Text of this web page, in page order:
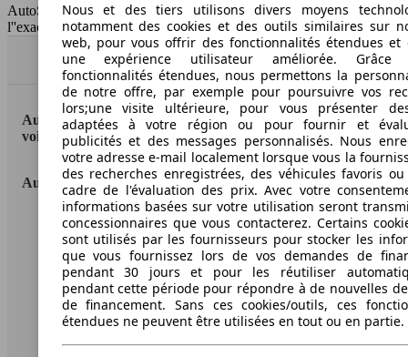
AutoScout24 France SAS décline toute responsabilité concernant
l''exactitude des indications fournies.
Haut
AutoScout24: la plus grande plateforme en ligne de
voitures en Europe
AutoScout24
A propos d'AutoScout24
Conditions d'utilisation
Informations légales
Protection des données
Accessibility Statement
Nous et des tiers utilisons divers moyens
notamment des cookies et des outils similaires sur
web, pour vous offrir des fonctionnalités étendues et
une expérience utilisateur améliorée.
fonctionnalités étendues, nous permettons la
de notre offre, par exemple pour poursuivre vos
lors;une visite ultérieure, pour vous présenter
adaptées à votre région ou pour fournir et
publicités et des messages personnalisés. Nous
votre adresse e-mail localement lorsque vous la
des recherches enregistrées, des véhicules favoris
cadre de l'évaluation des prix. Avec votre
informations basées sur votre utilisation seront
concessionnaires que vous contacterez. Certains
sont utilisés par les fournisseurs pour stocker les
que vous fournissez lors de vos demandes de
pendant 30 jours et pour les réutiliser
pendant cette période pour répondre à de nouvelles
de financement. Sans ces cookies/outils, ces
étendues ne peuvent être utilisées en tout ou en partie.